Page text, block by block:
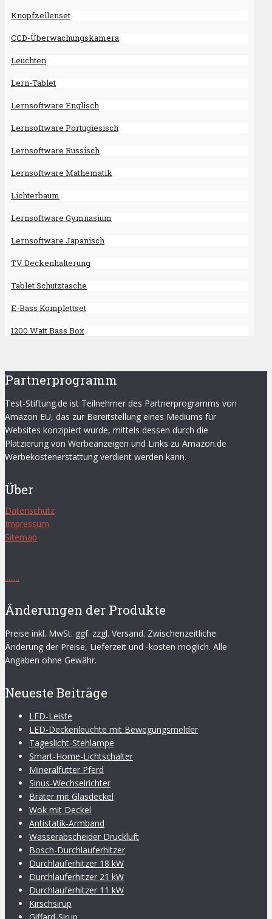
Knopfzellenset
CCD-Überwachungskamera
Leuchten
Lern-Tablet
Lernsoftware Englisch
Lernsoftware Portugiesisch
Lernsoftware Russisch
Lernsoftware Mathematik
Lichterbaum
Lernsoftware Gymnasium
Lernsoftware Japanisch
TV Deckenhalterung
Tablet Schutztasche
E-Bass Komplettset
1200 Watt Bass Box
Partnerprogramm
Test-Stiftung.de ist Teilnehmer des Partnerprogramms von
Amazon EU, das zur Bereitstellung eines Mediums für
Websites konzipiert wurde, mittels dessen durch die
Platzierung von Werbeanzeigen und Links zu Amazon.de
Werbekostenerstattung verdient werden kann.
Über
Datenschutz
Impressum
Sitemap
........
Änderungen der Produkte
Preise inkl. MwSt. ggf. zzgl. Versand. Zwischenzeitliche
Änderung der Preise, Lieferzeit und -kosten möglich. Alle
Angaben ohne Gewähr.
Neueste Beiträge
LED-Leiste
LED-Deckenleuchte mit Bewegungsmelder
Tageslicht-Stehlampe
Smart-Home-Lichtschalter
Mineralfutter Pferd
Sinus-Wechselrichter
Bräter mit Glasdeckel
Wok mit Deckel
Antistatik-Armband
Wasserabscheider Druckluft
Bosch-Durchlauferhitzer
Durchlauferhitzer 18 kW
Durchlauferhitzer 21 kW
Durchlauferhitzer 11 kW
Kirschsirup